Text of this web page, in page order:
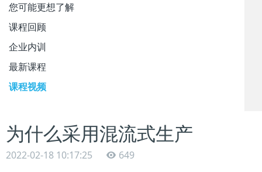
您可能更想了解
课程回顾
企业内训
最新课程
课程视频
为什么采用混流式生产
2022-02-18 10:17:25 649